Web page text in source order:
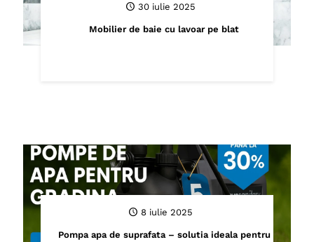
30 iulie 2025
Mobilier de baie cu lavoar pe blat
8 iulie 2025
Pompa apa de suprafata – solutia ideala pentru